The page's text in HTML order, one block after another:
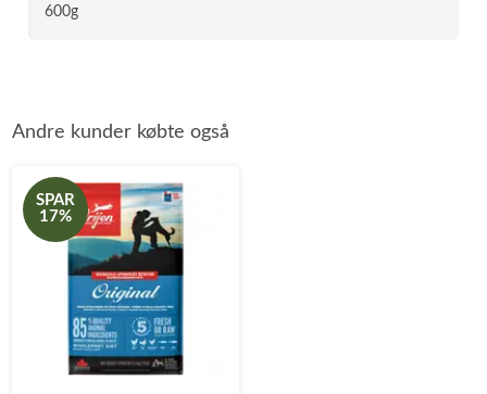
600g
Andre kunder købte også
SPAR
17%